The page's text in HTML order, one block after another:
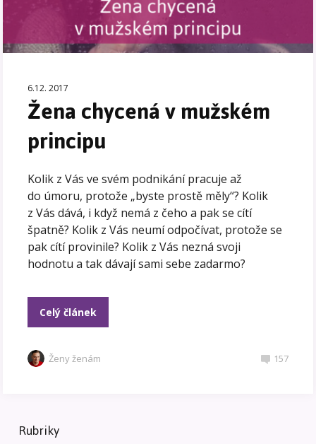
6.12. 2017
Žena chycená v mužském
principu
Kolik z Vás ve svém podnikání pracuje až
do úmoru, protože „byste prostě měly“? Kolik
z Vás dává, i když nemá z čeho a pak se cítí
špatně? Kolik z Vás neumí odpočívat, protože se
pak cítí provinile? Kolik z Vás nezná svoji
hodnotu a tak dávají sami sebe zadarmo?
Celý článek
Ženy ženám 157
Rubriky